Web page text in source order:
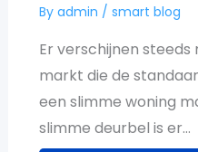
By admin / smart blog
Er verschijnen
markt die de
een slimme woning
slimme deurbel is er…